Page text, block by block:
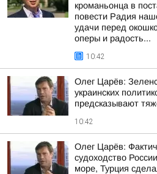
кроманьонца в
повести Радия
удачи перед
оперы и радость...
10:42
Олег Царёв:
украинских
предсказывают
10:42
Олег Царёв:
судоходство
море, Турция